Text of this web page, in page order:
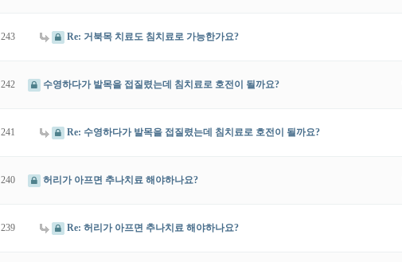
243 Re: 거북목 치료도 침치료로 가능한가요?
242 수영하다가 발목을 접질렸는데 침치료로 호전이 될까요?
241 Re: 수영하다가 발목을 접질렸는데 침치료로 호전이 될까요?
240 허리가 아프면 추나치료 해야하나요?
239 Re: 허리가 아프면 추나치료 해야하나요?